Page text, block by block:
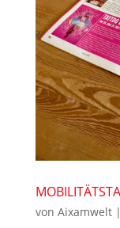
von Aixamwelt|